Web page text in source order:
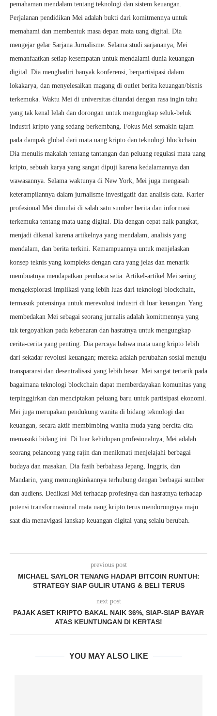
pemahaman mendalam tentang teknologi dan sistem keuangan.
Perjalanan pendidikan Mei adalah bukti dari komitmennya untuk
memahami dan membentuk masa depan mata uang digital. Dia
mengejar gelar Sarjana Jurnalisme. Selama studi sarjananya, Mei
memanfaatkan setiap kesempatan untuk mendalami dunia keuangan
digital. Dia menghadiri banyak konferensi, berpartisipasi dalam
lokakarya, dan menyelesaikan magang di outlet berita keuangan/bisnis
terkemuka. Waktu Mei di universitas ditandai dengan rasa ingin tahu
yang tak kenal lelah dan dorongan untuk mengungkap seluk-beluk
industri kripto yang sedang berkembang. Fokus Mei semakin tajam
pada dampak global dari mata uang kripto dan teknologi blockchain.
Dia menulis makalah tentang tantangan dan peluang regulasi mata uang
kripto, sebuah karya yang sangat dipuji karena kedalamannya dan
wawasannya. Selama waktunya di New York, Mei juga mengasah
keterampilannya dalam jurnalisme investigatif dan analisis data. Karier
profesional Mei dimulai di salah satu sumber berita dan informasi
terkemuka tentang mata uang digital. Dia dengan cepat naik pangkat,
menjadi dikenal karena artikelnya yang mendalam, analisis yang
mendalam, dan berita terkini. Kemampuannya untuk menjelaskan
konsep teknis yang kompleks dengan cara yang jelas dan menarik
membuatnya mendapatkan pembaca setia. Artikel-artikel Mei sering
mengeksplorasi implikasi yang lebih luas dari teknologi blockchain,
termasuk potensinya untuk merevolusi industri di luar keuangan. Yang
membedakan Mei sebagai seorang jurnalis adalah komitmennya yang
tak tergoyahkan pada kebenaran dan hasratnya untuk mengungkap
cerita-cerita yang penting. Dia percaya bahwa mata uang kripto lebih
dari sekadar revolusi keuangan; mereka adalah perubahan sosial menuju
transparansi dan desentralisasi yang lebih besar. Mei sangat tertarik pada
bagaimana teknologi blockchain dapat memberdayakan komunitas yang
terpinggirkan dan menciptakan peluang baru untuk partisipasi ekonomi.
Mei juga merupakan pendukung wanita di bidang teknologi dan
keuangan, secara aktif membimbing wanita muda yang bercita-cita
memasuki bidang ini. Di luar kehidupan profesionalnya, Mei adalah
seorang pelancong yang rajin dan menikmati menjelajahi berbagai
budaya dan masakan. Dia fasih berbahasa Jepang, Inggris, dan
Mandarin, yang memungkinkannya terhubung dengan berbagai sumber
dan audiens. Dedikasi Mei terhadap profesinya dan hasratnya terhadap
potensi transformasional mata uang kripto terus mendorongnya maju
saat dia menavigasi lanskap keuangan digital yang selalu berubah.
previous post
MICHAEL SAYLOR TENANG HADAPI BITCOIN RUNTUH:
STRATEGY SIAP GULIR UTANG & BELI TERUS
next post
PAJAK ASET KRIPTO BAKAL NAIK 36%, SIAP-SIAP BAYAR
ATAS KEUNTUNGAN DI KERTAS!
YOU MAY ALSO LIKE